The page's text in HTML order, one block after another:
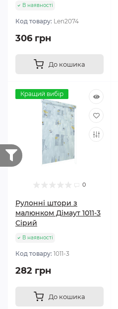
В наявності
Код товару: Len2074
306 грн
До кошика
Кращий вибір
0
Рулонні штори з
малюнком Дімаут 1011-3
Сірий
В наявності
Код товару: 1011-3
282 грн
До кошика